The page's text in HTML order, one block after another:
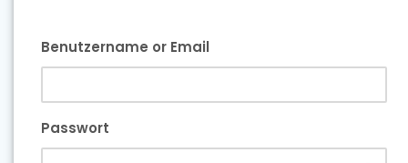
Benutzername or Email
Passwort